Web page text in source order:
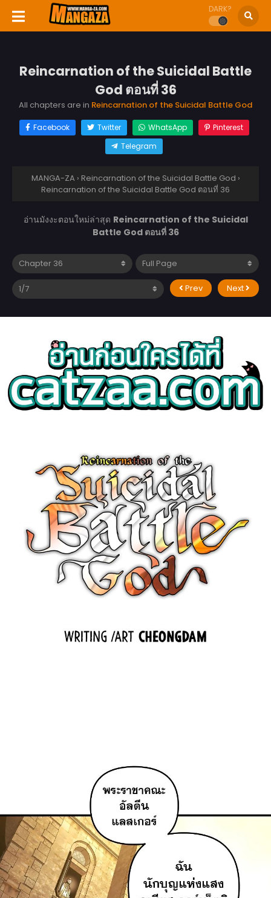
DARK?
Reincarnation of the Suicidal Battle
God ตอนที่ 36
All chapters are in Reincarnation of the Suicidal Battle God
Facebook Twitter WhatsApp
Pinterest
Telegram
MANGA-ZA › Reincarnation of the Suicidal Battle God ›
Reincarnation of the Suicidal Battle God ตอนที่ 36
อ่านมังงะตอนใหม่ล่าสุด Reincarnation of the Suicidal
Battle God ตอนที่ 36
Prev Next